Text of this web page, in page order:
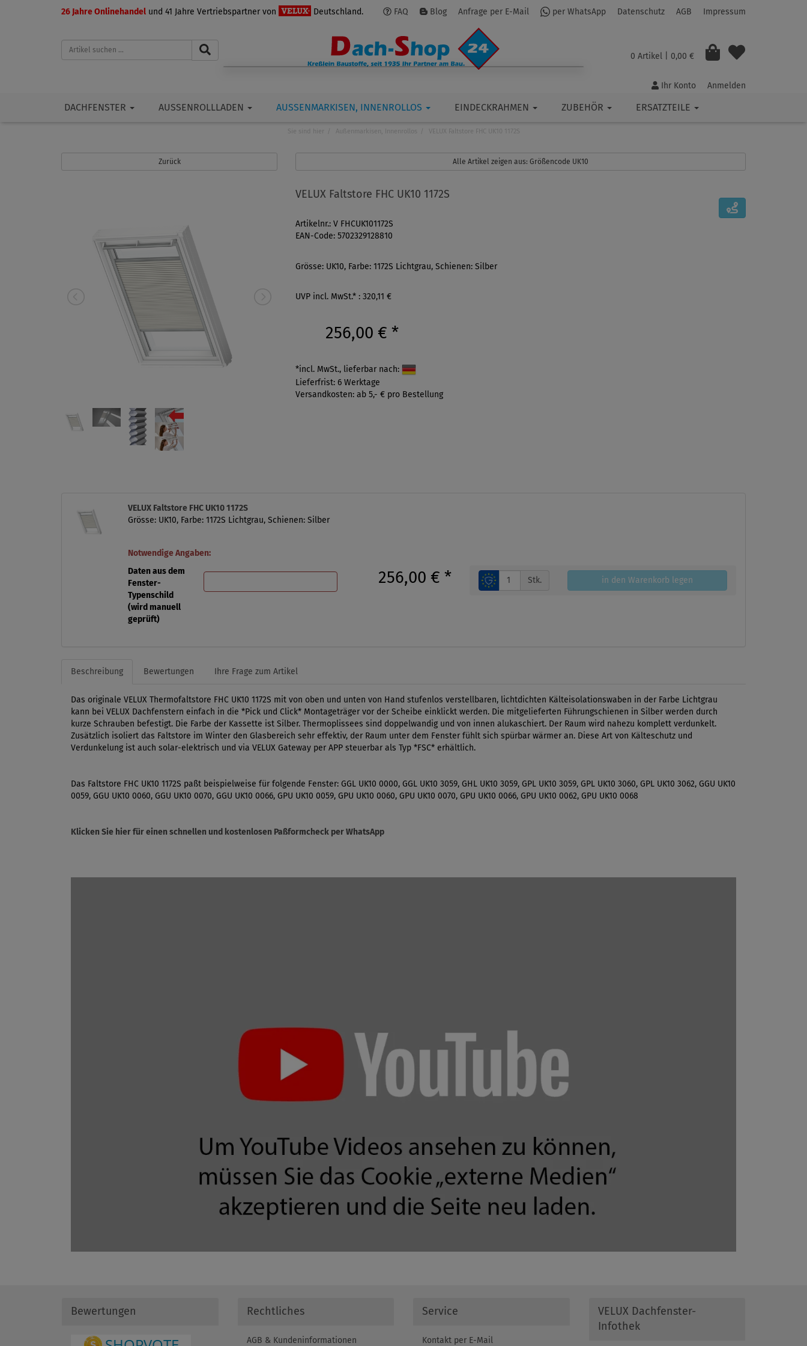
26 Jahre Onlinehandel und 41 Jahre Vertriebspartner von Deutschland. FAQ Blog Anfrage per E-Mail per WhatsApp Datenschutz AGB Impressum
0 Artikel | 0,00 €
Ihr Konto Anmelden
DACHFENSTER AUSSENROLLLADEN AUSSENMARKISEN, INNENROLLOS EINDECKRAHMEN ZUBEHÖR ERSATZTEILE
Sie sind hier Außenmarkisen, Innenrollos VELUX Faltstore FHC UK10 1172S
Zurück Alle Artikel zeigen aus: Größencode UK10
VELUX Faltstore FHC UK10 1172S
Artikelnr.: V FHCUK101172S
EAN-Code: 5702329128810
Grösse: UK10, Farbe: 1172S Lichtgrau, Schienen: Silber
UVP incl. MwSt.* : 320,11 €
256,00 € *
*incl. MwSt., lieferbar nach:
Lieferfrist: 6 Werktage
Versandkosten: ab 5,- € pro Bestellung
VELUX Faltstore FHC UK10 1172S
Grösse: UK10, Farbe: 1172S Lichtgrau, Schienen: Silber
Notwendige Angaben:
Daten aus dem
Fenster-
Typenschild
(wird manuell
geprüft)
256,00 € * Stk. in den Warenkorb legen
Beschreibung Bewertungen Ihre Frage zum Artikel
Das originale VELUX Thermofaltstore FHC UK10 1172S mit von oben und unten von Hand stufenlos verstellbaren, lichtdichten Kälteisolationswaben in der Farbe Lichtgrau
kann bei VELUX Dachfenstern einfach in die *Pick und Click* Montageträger vor der Scheibe einklickt werden. Die mitgelieferten Führungschienen in Silber werden durch
kurze Schrauben befestigt. Die Farbe der Kassette ist Silber. Thermoplissees sind doppelwandig und von innen alukaschiert. Der Raum wird nahezu komplett verdunkelt.
Zusätzlich isoliert das Faltstore im Winter den Glasbereich sehr effektiv, der Raum unter dem Fenster fühlt sich spürbar wärmer an. Diese Art von Kälteschutz und
Verdunkelung ist auch solar-elektrisch und via VELUX Gateway per APP steuerbar als Typ *FSC* erhältlich.
Das Faltstore FHC UK10 1172S paßt beispielweise für folgende Fenster: GGL UK10 0000, GGL UK10 3059, GHL UK10 3059, GPL UK10 3059, GPL UK10 3060, GPL UK10 3062, GGU UK10
0059, GGU UK10 0060, GGU UK10 0070, GGU UK10 0066, GPU UK10 0059, GPU UK10 0060, GPU UK10 0070, GPU UK10 0066, GPU UK10 0062, GPU UK10 0068
Klicken Sie hier für einen schnellen und kostenlosen Paßformcheck per WhatsApp
Bewertungen Rechtliches
AGB & Kundeninformationen
Service
Kontakt per E-Mail
VELUX Dachfenster-
Infothek